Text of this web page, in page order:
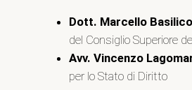
Dott. Marcello Basilico
del Consiglio Superiore
Avv. Vincenzo
per lo Stato di Diritto